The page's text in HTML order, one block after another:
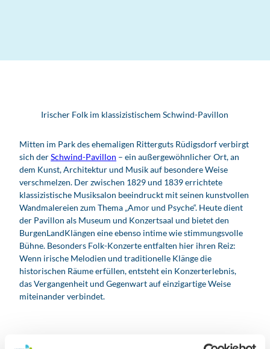
Irischer Folk im klassizistischem Schwind-Pavillon
Mitten im Park des ehemaligen Ritterguts Rüdigsdorf verbirgt
sich derSchwind-Pavillon – ein außergewöhnlicher Ort, an
dem Kunst, Architektur und Musik auf besondere Weise
verschmelzen. Der zwischen 1829 und 1839 errichtete
klassizistische Musiksalon beeindruckt mit seinen kunstvollen
Wandmalereien zum Thema „Amor und Psyche“. Heute dient
der Pavillon als Museum und Konzertsaal und bietet den
BurgenLandKlängen eine ebenso intime wie stimmungsvolle
Bühne. Besonders Folk-Konzerte entfalten hier ihren Reiz:
Wenn irische Melodien und traditionelle Klänge die
historischen Räume erfüllen, entsteht ein Konzerterlebnis,
das Vergangenheit und Gegenwart auf einzigartige Weise
miteinander verbindet.